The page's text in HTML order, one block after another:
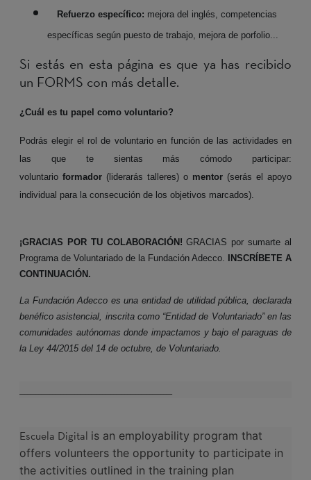
Refuerzo específico: mejora del inglés, competencias
específicas según puesto de trabajo, mejora de porfolio...
Si estás en esta página es que ya has recibido
un FORMS con más detalle.
¿Cuál es tu papel como voluntario?
Podrás elegir el rol de voluntario en función de las actividades en
las que te sientas más cómodo participar:
voluntario formador (liderarás talleres) o mentor (serás el apoyo
individual para la consecución de los objetivos marcados).
¡GRACIAS POR TU COLABORACIÓN! GRACIAS por sumarte al
Programa de Voluntariado de la Fundación Adecco.
INSCRÍBETE A
CONTINUACIÓN.
La Fundación Adecco es una entidad de utilidad pública, declarada
benéfico asistencial, inscrita como “Entidad de Voluntariado” en las
comunidades autónomas donde impactamos y bajo el paraguas de
la Ley 44/2015 del 14 de octubre, de Voluntariado.
Escuela Digital is an employability program that
offers volunteers the opportunity to participate in
the activities outlined in the training plan